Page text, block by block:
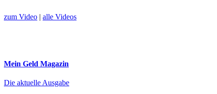
zum Video | alle Videos
Mein Geld Magazin
Die aktuelle Ausgabe